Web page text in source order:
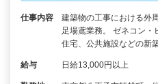
仕事内容
建築物の工事における外
足場鳶業務。 ゼネコン・
住宅、公共施設などの新
給与 日給13,000円以上